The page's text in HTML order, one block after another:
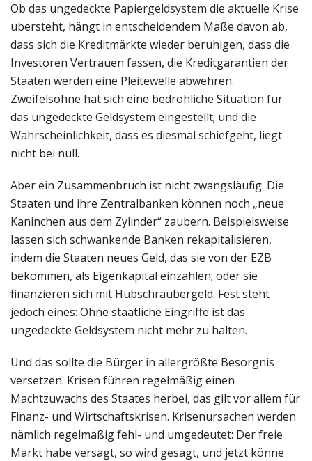
Ob das ungedeckte Papiergeldsystem die aktuelle Krise
übersteht, hängt in entscheidendem Maße davon ab,
dass sich die Kreditmärkte wieder beruhigen, dass die
Investoren Vertrauen fassen, die Kreditgarantien der
Staaten werden eine Pleitewelle abwehren.
Zweifelsohne hat sich eine bedrohliche Situation für
das ungedeckte Geldsystem eingestellt; und die
Wahrscheinlichkeit, dass es diesmal schiefgeht, liegt
nicht bei null.
Aber ein Zusammenbruch ist nicht zwangsläufig. Die
Staaten und ihre Zentralbanken können noch „neue
Kaninchen aus dem Zylinder“ zaubern. Beispielsweise
lassen sich schwankende Banken rekapitalisieren,
indem die Staaten neues Geld, das sie von der EZB
bekommen, als Eigenkapital einzahlen; oder sie
finanzieren sich mit Hubschraubergeld. Fest steht
jedoch eines: Ohne staatliche Eingriffe ist das
ungedeckte Geldsystem nicht mehr zu halten.
Und das sollte die Bürger in allergrößte Besorgnis
versetzen. Krisen führen regelmäßig einen
Machtzuwachs des Staates herbei, das gilt vor allem für
Finanz- und Wirtschaftskrisen. Krisenursachen werden
nämlich regelmäßig fehl- und umgedeutet: Der freie
Markt habe versagt, so wird gesagt, und jetzt könne